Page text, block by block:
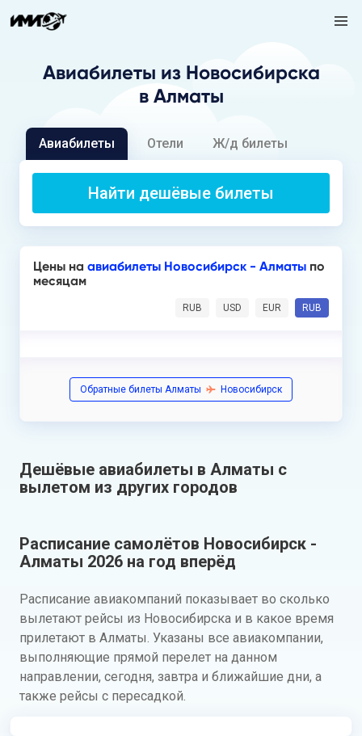
Авиабилеты из Новосибирска
в Алматы
Авиабилеты Отели Ж/д билеты
Найти дешёвые билеты
Цены на авиабилеты Новосибирск - Алматы по
месяцам
RUB USD EUR RUB
Обратные билеты Алматы Новосибирск
Дешёвые авиабилеты в Алматы с
вылетом из других городов
Расписание самолётов Новосибирск -
Алматы 2026 на год вперёд
Расписание авиакомпаний показывает во сколько
вылетают рейсы из Новосибирска и в какое время
прилетают в Алматы. Указаны все авиакомпании,
выполняющие прямой перелет на данном
направлении, сегодня, завтра и ближайшие дни, а
также рейсы с пересадкой.